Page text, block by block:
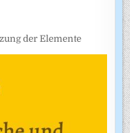
der Elemente